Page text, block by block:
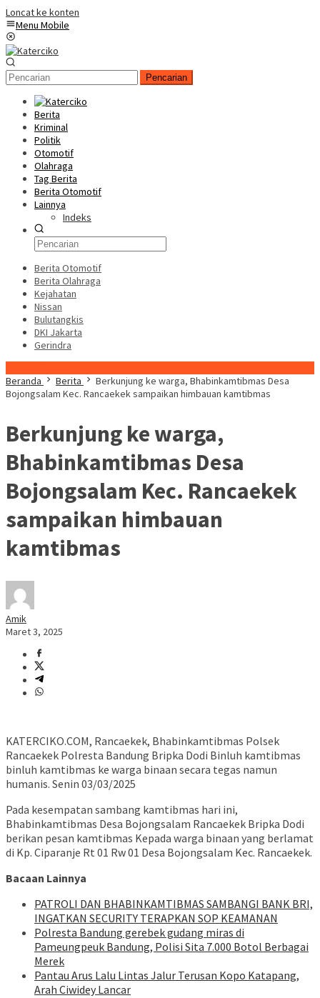
Loncat ke konten
Menu Mobile
Pencarian
Berita
Kriminal
Politik
Otomotif
Olahraga
Tag Berita
Berita Otomotif
Lainnya
Indeks
Berita Otomotif
Berita Olahraga
Kejahatan
Nissan
Bulutangkis
DKI Jakarta
Gerindra
Beranda
Berita
Berkunjung ke warga, Bhabinkamtibmas Desa
Bojongsalam Kec. Rancaekek sampaikan himbauan kamtibmas
Berkunjung ke warga,
Bhabinkamtibmas Desa
Bojongsalam Kec. Rancaekek
sampaikan himbauan
kamtibmas
Amik
Maret 3, 2025
KATERCIKO.COM, Rancaekek, Bhabinkamtibmas Polsek
Rancaekek Polresta Bandung Bripka Dodi Binluh kamtibmas
binluh kamtibmas ke warga binaan secara tegas namun
humanis. Senin 03/03/2025
Pada kesempatan sambang kamtibmas hari ini,
Bhabinkamtibmas Desa Bojongsalam Rancaekek Bripka Dodi
berikan pesan kamtibmas Kepada warga binaan yang berlamat
di Kp. Ciparanje Rt 01 Rw 01 Desa Bojongsalam Kec. Rancaekek.
Bacaan Lainnya
‎PATROLI DAN BHABINKAMTIBMAS SAMBANGI BANK BRI,
INGATKAN SECURITY TERAPKAN SOP KEAMANAN
Polresta Bandung gerebek gudang miras di
Pameungpeuk Bandung, Polisi Sita 7.000 Botol Berbagai
Merek
Pantau Arus Lalu Lintas Jalur Terusan Kopo Katapang,
Arah Ciwidey Lancar